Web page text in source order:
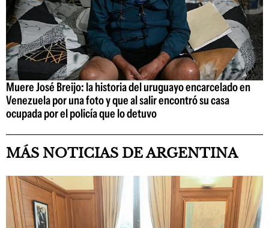
Muere José Breijo: la historia del uruguayo encarcelado en
Venezuela por una foto y que al salir encontró su casa
ocupada por el policía que lo detuvo
MÁS NOTICIAS DE ARGENTINA